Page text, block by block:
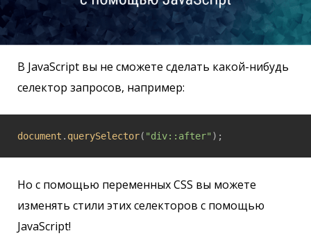
В JavaScript вы не сможете сделать какой-нибудь
селектор запросов, например:
document . querySelector( "div::after" );
Но с помощью переменных CSS вы можете
изменять стили этих селекторов с помощью
JavaScript!